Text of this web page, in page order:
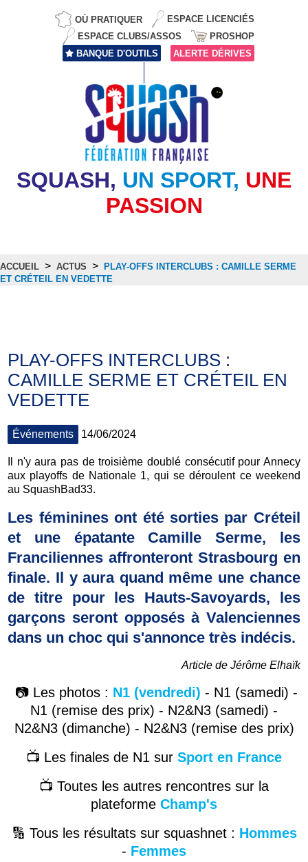
OÙ PRATIQUER
ESPACE LICENCIÉS
ESPACE CLUBS/ASSOS
PROSHOP
BANQUE D'OUTILS
ALERTE DÉRIVES
SQUASH, UN SPORT, UNE
PASSION
ACCUEIL > ACTUS > PLAY-OFFS INTERCLUBS : CAMILLE SERME
ET CRÉTEIL EN VEDETTE
PLAY-OFFS INTERCLUBS :
CAMILLE SERME ET CRÉTEIL EN
VEDETTE
Événements 14/06/2024
Il n'y aura pas de troisième doublé consécutif pour Annecy
aux playoffs de Nationale 1, qui se déroulent ce weekend
au SquashBad33.
Les féminines ont été sorties par Créteil
et une épatante Camille Serme, les
Franciliennes affronteront Strasbourg en
finale. Il y aura quand même une chance
de titre pour les Hauts-Savoyards, les
garçons seront opposés à Valenciennes
dans un choc qui s'annonce très indécis.
Article de Jérôme Elhaïk
📷 Les photos : N1 (vendredi) - N1 (samedi) -
N1 (remise des prix) - N2&N3 (samedi) -
N2&N3 (dimanche) - N2&N3 (remise des prix)
📺 Les finales de N1 sur Sport en France
📺 Toutes les autres rencontres sur la
plateforme Champ's
🔢 Tous les résultats sur squashnet : Hommes
- Femmes